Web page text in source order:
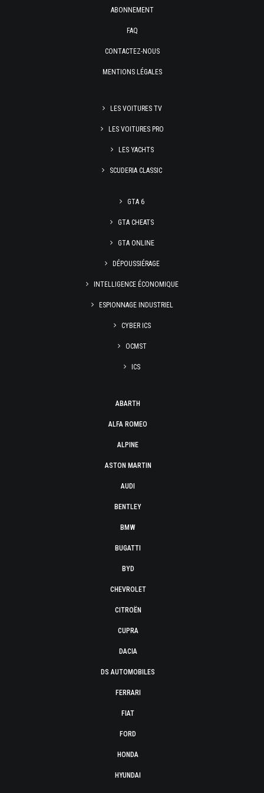
ABONNEMENT
FAQ
CONTACTEZ-NOUS
MENTIONS LÉGALES
LES VOITURES TV
LES VOITURES PRO
LES YACHTS
SCUDERIA CLASSIC
GTA 6
GTA CHEATS
GTA ONLINE
DÉPOUSSIÉRAGE
INTELLIGENCE ÉCONOMIQUE
ESPIONNAGE INDUSTRIEL
CYBER ICS
OCMST
ICS
ABARTH
ALFA ROMEO
ALPINE
ASTON MARTIN
AUDI
BENTLEY
BMW
BUGATTI
BYD
CHEVROLET
CITROËN
CUPRA
DACIA
DS AUTOMOBILES
FERRARI
FIAT
FORD
HONDA
HYUNDAI